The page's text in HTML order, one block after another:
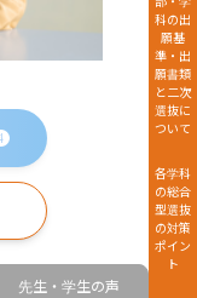
先生・学生の声
科の出
願基
準・出
願書類
と二次
選抜に
ついて
各学科
の総合
型選抜
の対策
ポイン
ト